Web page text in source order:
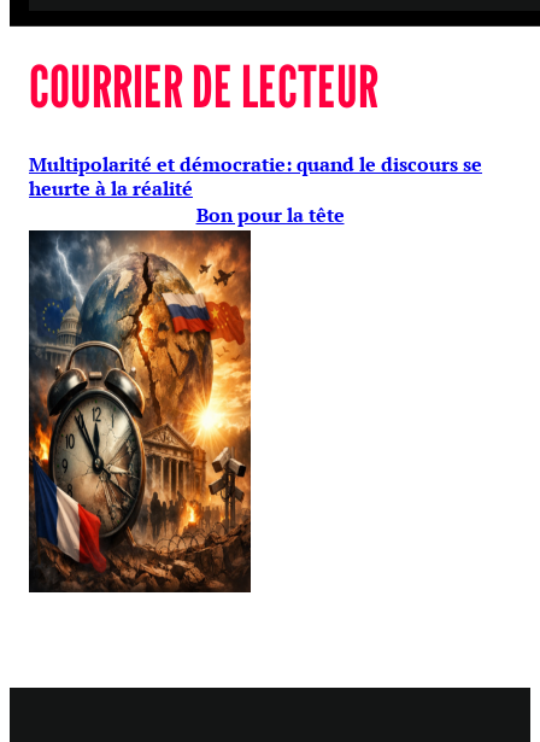
COURRIER DE LECTEUR
Multipolarité et démocratie: quand le discours se
heurte à la réalité
Bon pour la tête